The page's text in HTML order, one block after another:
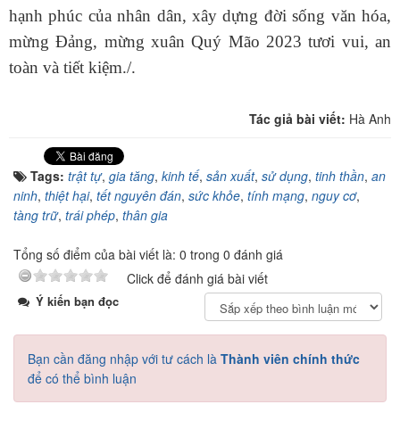
hạnh phúc của nhân dân, xây dựng đời sống văn hóa,
mừng Đảng, mừng xuân Quý Mão 2023 tươi vui, an
toàn và tiết kiệm./.
Tác giả bài viết: Hà Anh
Tags: trật tự, gia tăng, kinh tế, sản xuất, sử dụng, tinh thần, an
ninh, thiệt hại, tết nguyên đán, sức khỏe, tính mạng, nguy cơ,
tàng trữ, trái phép, thân gia
Tổng số điểm của bài viết là: 0 trong 0 đánh giá
Click để đánh giá bài viết
Ý kiến bạn đọc
Bạn cần đăng nhập với tư cách là Thành viên chính thức
để có thể bình luận